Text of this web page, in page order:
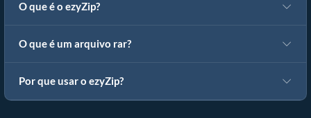
O que é o ezyZip?
O que é um arquivo rar?
Por que usar o ezyZip?